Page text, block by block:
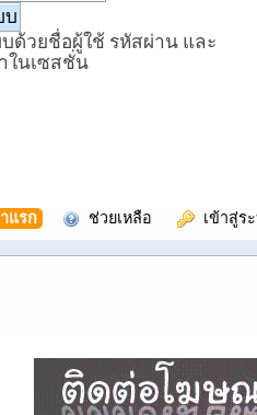
บด้วยชื่อผู้ใช้ รหัสผ่าน และ
ในเซสชั่น
แรก ช่วยเหลือ เข้าสู่ร